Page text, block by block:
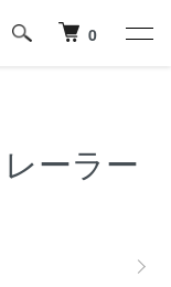
0
ーラー